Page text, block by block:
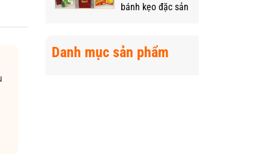
bánh kẹo đặc sản
phẩm?
Danh mục sản phẩm